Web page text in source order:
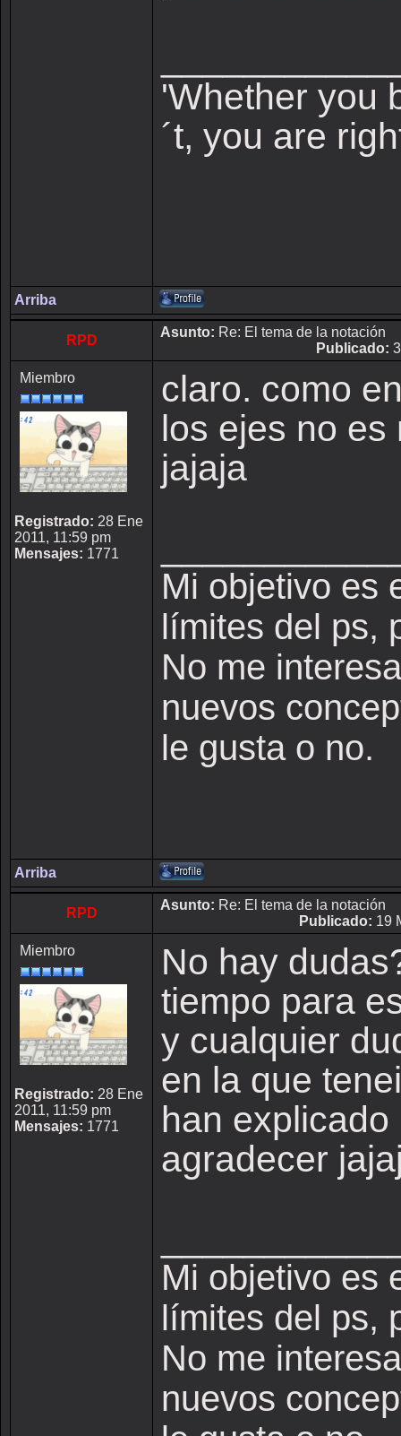
'Whether you
´t, you are
Arriba
RPD
Asunto: Re: El tema de la notación
Publicado:
Miembro
Registrado: 28 Ene
2011, 11:59 pm
Mensajes: 1771
claro. como
los ejes no es
jajaja
Mi objetivo es
límites del ps,
No me
nuevos
le gusta o no.
Arriba
RPD
Asunto: Re: El tema de la notación
Publicado: 19
Miembro
Registrado: 28 Ene
2011, 11:59 pm
Mensajes: 1771
No hay
tiempo para
y cualquier
en la que
han
agradecer
Mi objetivo es
límites del ps,
No me
nuevos